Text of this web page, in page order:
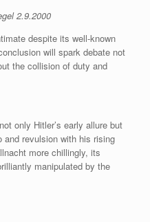
2.9.2000
despite its well-known
will spark debate not
the collision of duty and
only Hitler’s early allure but
and revulsion with his rising
more chillingly, its
manipulated by the